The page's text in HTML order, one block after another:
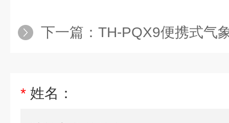
下一篇： TH-PQX9便携式气
* 姓名：